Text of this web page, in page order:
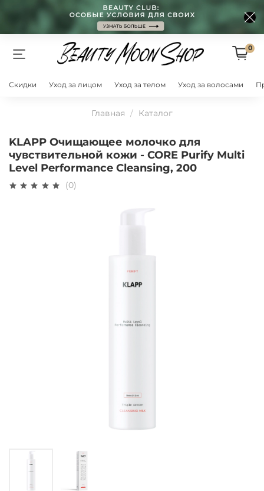
0
Скидки Уход за лицом Уход за телом Уход за волосами
Главная Каталог
KLAPP Очищающее молочко для
чувствительной кожи - CORE Purify Multi
Level Performance Cleansing, 200
(0)